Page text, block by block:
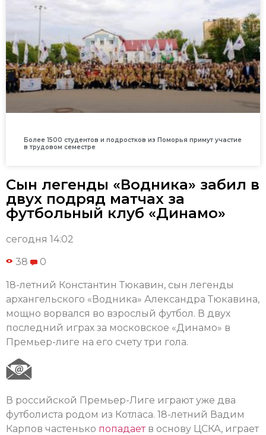
Более 1500 студентов и подростков из Поморья примут участие
в трудовом семестре
Сын легенды «Водника» забил в
двух подряд матчах за
футбольный клуб «Динамо»
сегодня 14:02
38 0
18-летний Константин Тюкавин, сын легенды
архангельского «Водника» Александра Тюкавина,
мощно ворвался во взрослый футбол. В двух
последний играх за московское «Динамо» в
Премьер-лиге на его счету три гола.
В российской Премьер-Лиге играют уже два
футболиста родом из Котласа. 18-летний Вадим
Карпов частенько попадаетв основу ЦСКА, играет